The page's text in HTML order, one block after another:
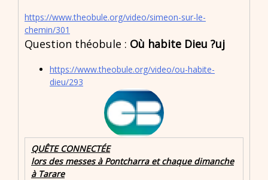
https://www.theobule.org/video/simeon-sur-le-
chemin/301
Question théobule : Où habite Dieu ?uj
https://www.theobule.org/video/ou-habite-
dieu/293
QUÊTE CONNECTÉE
lors des messes à Pontcharra et chaque dimanche
à Tarare